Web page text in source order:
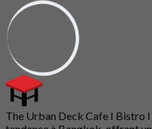
The Urban Deck Cafe I Bistro